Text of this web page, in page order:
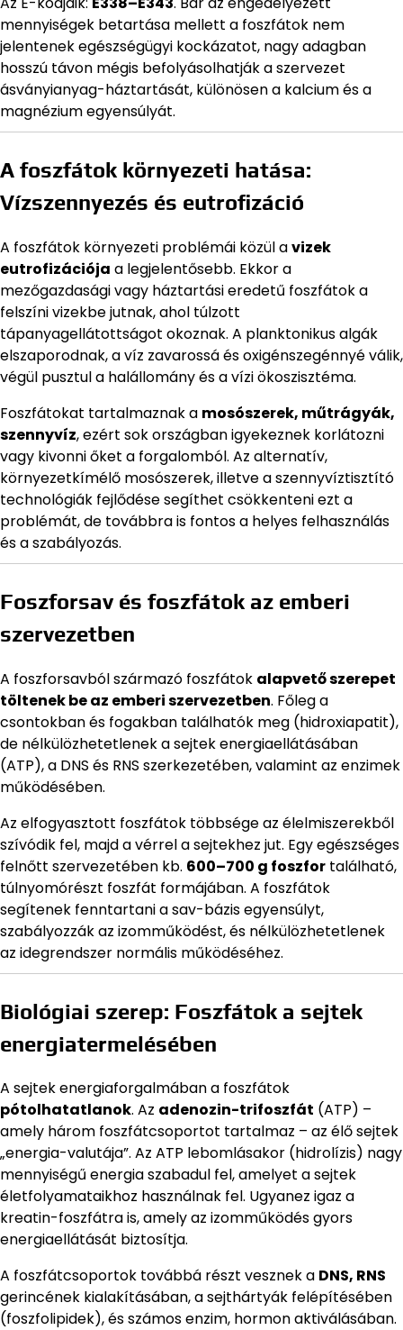
mennyiségek betartása mellett a foszfátok nem
jelentenek egészségügyi kockázatot, nagy adagban
hosszú távon mégis befolyásolhatják a szervezet
ásványianyag-háztartását, különösen a kalcium és a
magnézium egyensúlyát.
A foszfátok környezeti hatása:
Vízszennyezés és eutrofizáció
A foszfátok környezeti problémái közül avizek
eutrofizációja a legjelentősebb. Ekkor a
mezőgazdasági vagy háztartási eredetű foszfátok a
felszíni vizekbe jutnak, ahol túlzott
tápanyagellátottságot okoznak. A planktonikus algák
elszaporodnak, a víz zavarossá és oxigénszegénnyé válik,
végül pusztul a halállomány és a vízi ökoszisztéma.
Foszfátokat tartalmaznak a mosószerek, műtrágyák,
szennyvíz, ezért sok országban igyekeznek korlátozni
vagy kivonni őket a forgalomból. Az alternatív,
környezetkímélő mosószerek, illetve a szennyvíztisztító
technológiák fejlődése segíthet csökkenteni ezt a
problémát, de továbbra is fontos a helyes felhasználás
és a szabályozás.
Foszforsav és foszfátok az emberi
szervezetben
A foszforsavból származó foszfátok alapvető szerepet
töltenek be az emberi szervezetben. Főleg a
csontokban és fogakban találhatók meg (hidroxiapatit),
de nélkülözhetetlenek a sejtek energiaellátásában
(ATP), a DNS és RNS szerkezetében, valamint az enzimek
működésében.
Az elfogyasztott foszfátok többsége az élelmiszerekből
szívódik fel, majd a vérrel a sejtekhez jut. Egy egészséges
felnőtt szervezetében kb. 600–700 g foszfor található,
túlnyomórészt foszfát formájában. A foszfátok
segítenek fenntartani a sav-bázis egyensúlyt,
szabályozzák az izomműködést, és nélkülözhetetlenek
az idegrendszer normális működéséhez.
Biológiai szerep: Foszfátok a sejtek
energiatermelésében
A sejtek energiaforgalmában a foszfátok
pótolhatatlanok. Az adenozin-trifoszfát (ATP) –
amely három foszfátcsoportot tartalmaz – az élő sejtek
„energia-valutája”. Az ATP lebomlásakor (hidrolízis) nagy
mennyiségű energia szabadul fel, amelyet a sejtek
életfolyamataikhoz használnak fel. Ugyanez igaz a
kreatin-foszfátra is, amely az izomműködés gyors
energiaellátását biztosítja.
A foszfátcsoportok továbbá részt vesznek a DNS, RNS
gerincének kialakításában, a sejthártyák felépítésében
(foszfolipidek), és számos enzim, hormon aktiválásában.